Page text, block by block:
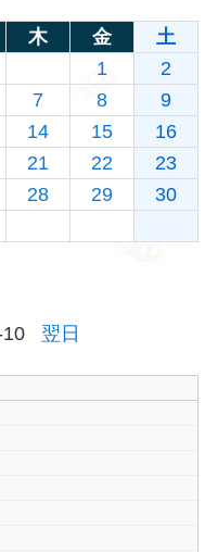
木 金
土
1
2
7 8
9
14 15
16
21 22
23
28 29
30
翌日